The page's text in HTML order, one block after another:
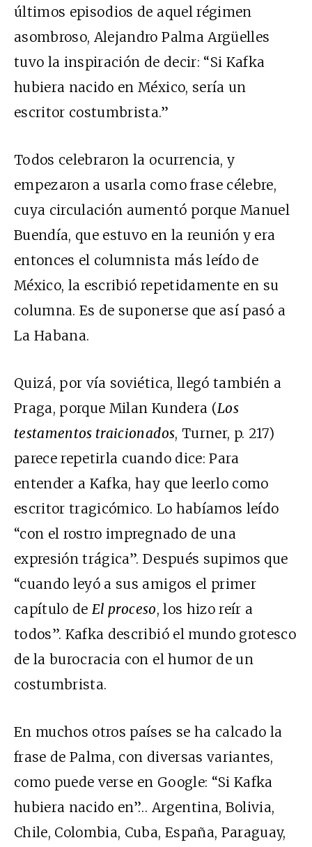
últimos episodios de aquel régimen
asombroso, Alejandro Palma Argüelles
tuvo la inspiración de decir: “Si Kafka
hubiera nacido en México, sería un
escritor costumbrista.”
Todos celebraron la ocurrencia, y
empezaron a usarla como frase célebre,
cuya circulación aumentó porque Manuel
Buendía, que estuvo en la reunión y era
entonces el columnista más leído de
México, la escribió repetidamente en su
columna. Es de suponerse que así pasó a
La Habana.
Quizá, por vía soviética, llegó también a
Praga, porque Milan Kundera (Los
testamentos traicionados, Turner, p. 217)
parece repetirla cuando dice: Para
entender a Kafka, hay que leerlo como
escritor tragicómico. Lo habíamos leído
“con el rostro impregnado de una
expresión trágica”. Después supimos que
“cuando leyó a sus amigos el primer
capítulo deEl proceso, los hizo reír a
todos”. Kafka describió el mundo grotesco
de la burocracia con el humor de un
costumbrista.
En muchos otros países se ha calcado la
frase de Palma, con diversas variantes,
como puede verse en Google: “Si Kafka
hubiera nacido en”… Argentina, Bolivia,
Chile, Colombia, Cuba, España, Paraguay,